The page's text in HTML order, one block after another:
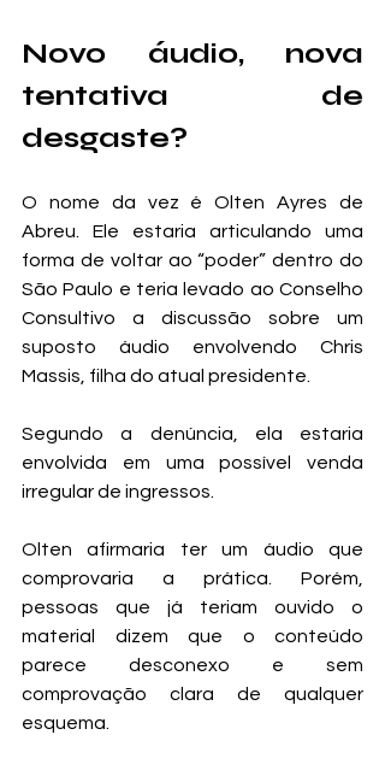
Novo áudio, nova
tentativa de
desgaste?
O nome da vez é Olten Ayres de
Abreu. Ele estaria articulando uma
forma de voltar ao “poder” dentro do
São Paulo e teria levado ao Conselho
Consultivo a discussão sobre um
suposto áudio envolvendo Chris
Massis, filha do atual presidente.
Segundo a denúncia, ela estaria
envolvida em uma possível venda
irregular de ingressos.
Olten afirmaria ter um áudio que
comprovaria a prática. Porém,
pessoas que já teriam ouvido o
material dizem que o conteúdo
parece desconexo e sem
comprovação clara de qualquer
esquema.